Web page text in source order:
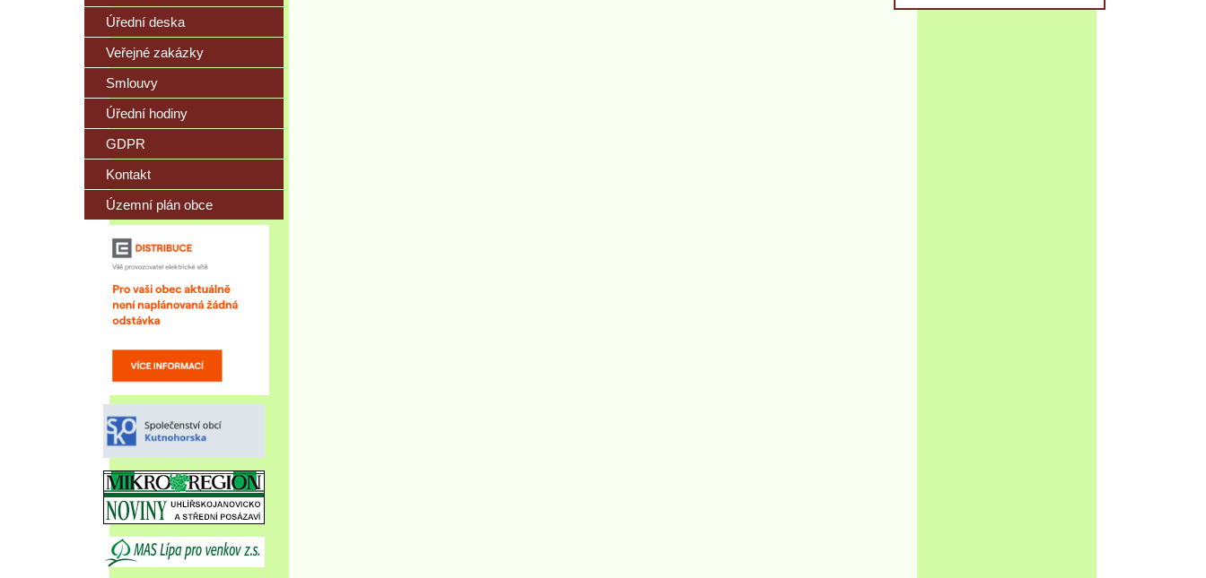
Úřední deska
Veřejné zakázky
Smlouvy
Úřední hodiny
GDPR
Kontakt
Územní plán obce